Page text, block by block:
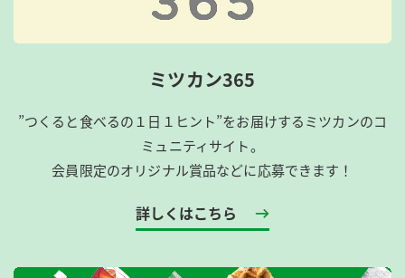
ミツカン365
”つくると食べるの１日１ヒント”をお届けするミツカンのコ
ミュニティサイト。
会員限定のオリジナル賞品などに応募できます！
詳しくはこちら